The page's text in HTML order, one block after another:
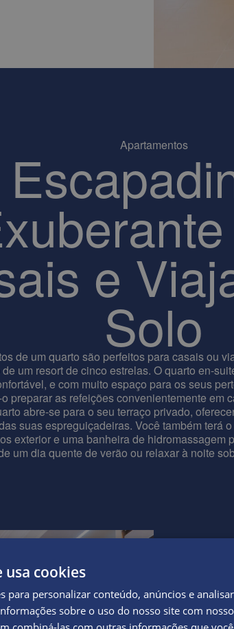
Apartamentos
e
Solo
de um quarto são perfeitos para casais ou
um resort de cinco estrelas. O quarto en-
e com muito espaço para os seus
preparar as refeições convenientemente em
abre-se para o seu terraço privado,
suas espreguiçadeiras. Você também terá
exterior e uma banheira de hidromassagem
um dia quente de verão ou relaxar à noite
Cofre
usa cookies
para personalizar conteúdo, anúncios e
sobre o uso do nosso site com